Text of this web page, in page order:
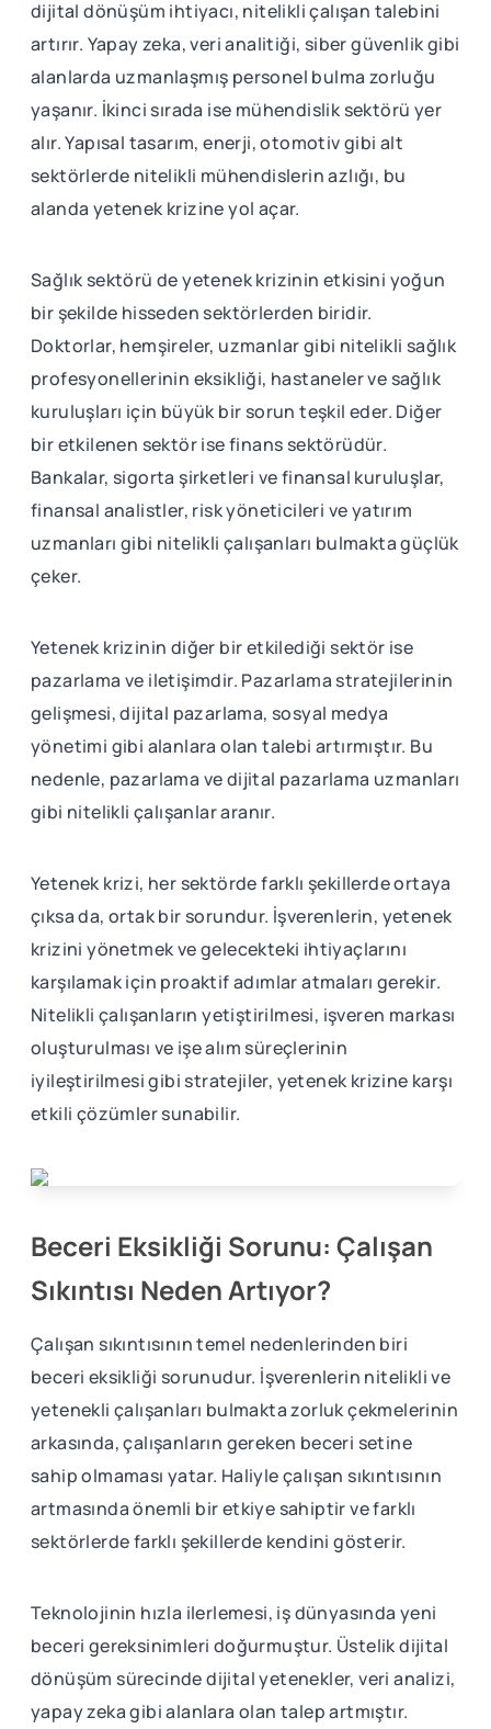
dijital dönüşüm ihtiyacı, nitelikli çalışan talebini
artırır. Yapay zeka, veri analitiği, siber güvenlik gibi
alanlarda uzmanlaşmış personel bulma zorluğu
yaşanır. İkinci sırada ise mühendislik sektörü yer
alır. Yapısal tasarım, enerji, otomotiv gibi alt
sektörlerde nitelikli mühendislerin azlığı, bu
alanda yetenek krizine yol açar.
Sağlık sektörü de yetenek krizinin etkisini yoğun
bir şekilde hisseden sektörlerden biridir.
Doktorlar, hemşireler, uzmanlar gibi nitelikli sağlık
profesyonellerinin eksikliği, hastaneler ve sağlık
kuruluşları için büyük bir sorun teşkil eder. Diğer
bir etkilenen sektör ise finans sektörüdür.
Bankalar, sigorta şirketleri ve finansal kuruluşlar,
finansal analistler, risk yöneticileri ve yatırım
uzmanları gibi nitelikli çalışanları bulmakta güçlük
çeker.
Yetenek krizinin diğer bir etkilediği sektör ise
pazarlama ve iletişimdir. Pazarlama stratejilerinin
gelişmesi, dijital pazarlama, sosyal medya
yönetimi gibi alanlara olan talebi artırmıştır. Bu
nedenle, pazarlama ve dijital pazarlama uzmanları
gibi nitelikli çalışanlar aranır.
Yetenek krizi, her sektörde farklı şekillerde ortaya
çıksa da, ortak bir sorundur. İşverenlerin, yetenek
krizini yönetmek ve gelecekteki ihtiyaçlarını
karşılamak için proaktif adımlar atmaları gerekir.
Nitelikli çalışanların yetiştirilmesi, işveren markası
oluşturulması ve işe alım süreçlerinin
iyileştirilmesi gibi stratejiler, yetenek krizine karşı
etkili çözümler sunabilir.
Beceri Eksikliği Sorunu: Çalışan
Sıkıntısı Neden Artıyor?
Çalışan sıkıntısının temel nedenlerinden biri
beceri eksikliği sorunudur. İşverenlerin nitelikli ve
yetenekli çalışanları bulmakta zorluk çekmelerinin
arkasında, çalışanların gereken beceri setine
sahip olmaması yatar. Haliyle çalışan sıkıntısının
artmasında önemli bir etkiye sahiptir ve farklı
sektörlerde farklı şekillerde kendini gösterir.
Teknolojinin hızla ilerlemesi, iş dünyasında yeni
beceri gereksinimleri doğurmuştur. Üstelik dijital
dönüşüm sürecinde dijital yetenekler, veri analizi,
yapay zeka gibi alanlara olan talep artmıştır.